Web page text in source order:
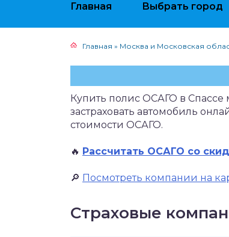
Главная Выбрать город
Главная » Москва и Московская
Купить полис ОСАГО в Спассе
застраховать автомобиль
стоимости ОСАГО.
🔥 Рассчитать ОСАГО со
🔎 Посмотреть компании на
Страховые